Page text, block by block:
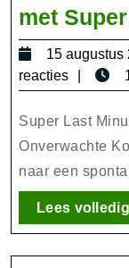
met
15 augustus
reacties
Super Last
Onverwachte
naar een
Lees volledig